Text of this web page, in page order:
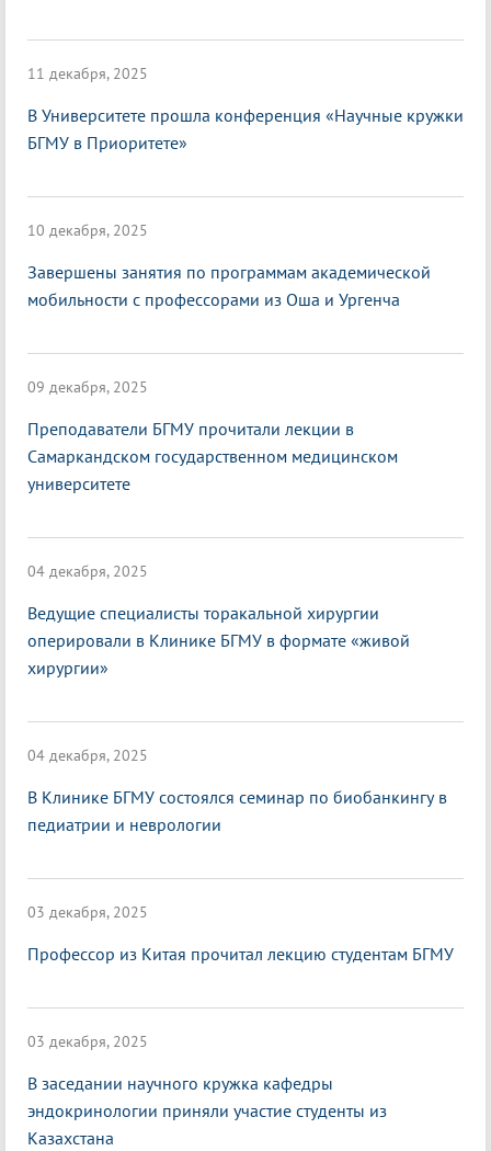
11 декабря, 2025
В Университете прошла конференция «Научные кружки
БГМУ в Приоритете»
10 декабря, 2025
Завершены занятия по программам академической
мобильности с профессорами из Оша и Ургенча
09 декабря, 2025
Преподаватели БГМУ прочитали лекции в
Самаркандском государственном медицинском
университете
04 декабря, 2025
Ведущие специалисты торакальной хирургии
оперировали в Клинике БГМУ в формате «живой
хирургии»
04 декабря, 2025
В Клинике БГМУ состоялся семинар по биобанкингу в
педиатрии и неврологии
03 декабря, 2025
Профессор из Китая прочитал лекцию студентам БГМУ
03 декабря, 2025
В заседании научного кружка кафедры
эндокринологии приняли участие студенты из
Казахстана